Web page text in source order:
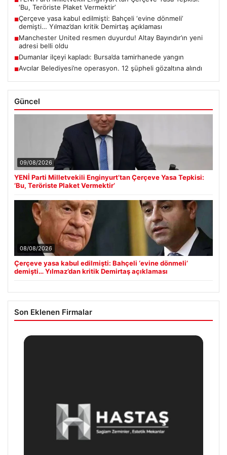
‘Bu, Teröriste Plaket Vermektir’
■Çerçeve yasa kabul edilmişti: Bahçeli ‘evine dönmeli’
demişti… Yılmaz’dan kritik Demirtaş açıklaması
■Manchester United resmen duyurdu! Altay Bayındır’ın yeni
adresi belli oldu
■Dumanlar ilçeyi kapladı: Bursa’da tamirhanede yangın
■Avcılar Belediyesi’ne operasyon. 12 şüpheli gözaltına alındı
Güncel
09/08/2026
YENİ Parti Milletvekili Enginyurt’tan Çerçeve Yasa Tepkisi:
‘Bu, Teröriste Plaket Vermektir’
08/08/2026
Çerçeve yasa kabul edilmişti: Bahçeli ‘evine dönmeli’
demişti… Yılmaz’dan kritik Demirtaş açıklaması
Son Eklenen Firmalar